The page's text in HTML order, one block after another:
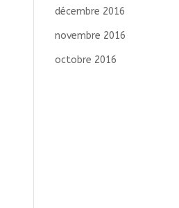
décembre 2016
novembre 2016
octobre 2016